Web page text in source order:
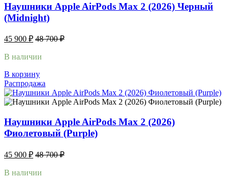
Наушники Apple AirPods Max 2 (2026) Черный
(Midnight)
45 900 ₽ 48 700₽
В наличии
В корзину
Распродажа
Наушники Apple AirPods Max 2 (2026)
Фиолетовый (Purple)
45 900 ₽ 48 700₽
В наличии